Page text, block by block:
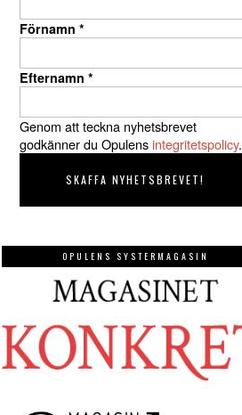
Förnamn *
Efternamn *
Genom att teckna nyhetsbrevet
godkänner du Opulensintegritetspolicy.
OPULENS SYSTERMAGASIN